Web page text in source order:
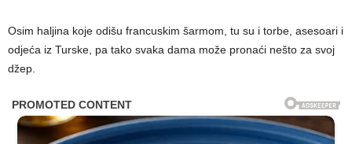
Osim haljina koje odišu francuskim šarmom, tu su i torbe, asesoari i
odjeća iz Turske, pa tako svaka dama može pronaći nešto za svoj
džep.